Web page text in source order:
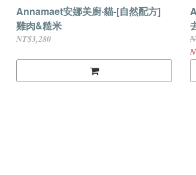
Annamaet安娜美廚‧貓-[自然配方]
雞肉&糙米
NT$3,280